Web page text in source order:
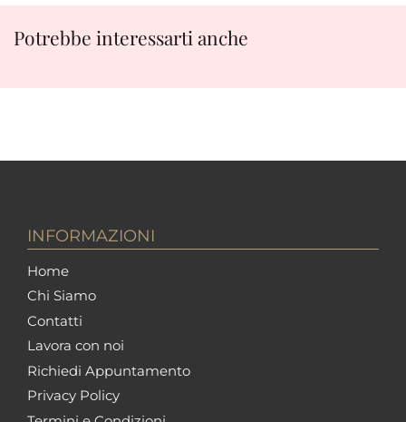
Potrebbe interessarti anche
INFORMAZIONI
Home
Chi Siamo
Contatti
Lavora con noi
Richiedi Appuntamento
Privacy Policy